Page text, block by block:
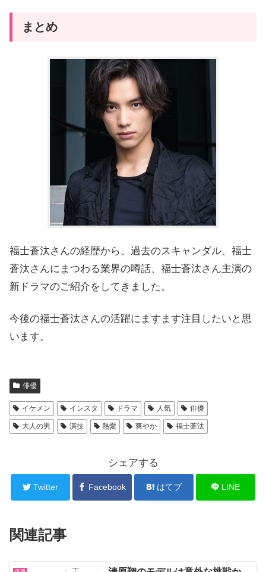
まとめ
福士蒼汰さんの経歴から、過去のスキャンダル、福士
蒼汰さんにまつわる業界の噂話、福士蒼汰さん主演の
新ドラマのご紹介をしてきました。
今後の福士蒼汰さんの活躍にますます注目したいと思
います。
俳優
イケメン インスタ ドラマ 人気 俳優
大人の男 演技 熱愛 爽やか 福士蒼汰
シェアする
Twitter Facebook はてブ LINE
関連記事